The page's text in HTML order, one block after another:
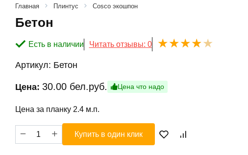
Главная Плинтус Cosco экошпон
Бетон
Есть в наличии Читать отзывы: 0
Артикул: Бетон
Цена: 30.00 бел.руб. Цена что надо
Цена за планку 2.4 м.п.
Количество
товара
Купить в один клик